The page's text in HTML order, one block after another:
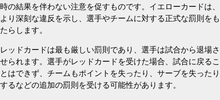
時の結果を伴わない注意を促すものです。イエローカードは、
より深刻な違反を示し、選手やチームに対する正式な罰則をも
たらします。
レッドカードは最も厳しい罰則であり、選手は試合から退場さ
せられます。選手がレッドカードを受けた場合、試合に戻るこ
とはできず、チームもポイントを失ったり、サーブを失ったり
するなどの追加の罰則を受ける可能性があります。